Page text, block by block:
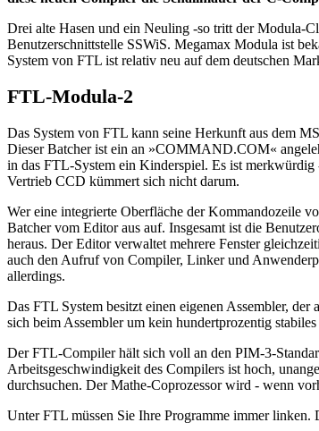
Drei alte Hasen und ein Neuling -so tritt der Modula-
Benutzerschnittstelle SSWiS. Megamax Modula ist
System von FTL ist relativ neu auf dem deutschen
FTL-Modula-2
Das System von FTL kann seine Herkunft aus dem
Dieser Batcher ist ein an »COMMAND.COM«
in das FTL-System ein Kinderspiel. Es ist
Vertrieb CCD kümmert sich nicht darum.
Wer eine integrierte Oberfläche der Kommandozeile
Batcher vom Editor aus auf. Insgesamt ist die
heraus. Der Editor verwaltet mehrere Fenster
auch den Aufruf von Compiler, Linker und
allerdings.
Das FTL System besitzt einen eigenen Assembler,
sich beim Assembler um kein hundertprozentig
Der FTL-Compiler hält sich voll an den PIM-3-
Arbeitsgeschwindigkeit des Compilers ist hoch,
durchsuchen. Der Mathe-Coprozessor wird - wenn
Unter FTL müssen Sie Ihre Programme immer